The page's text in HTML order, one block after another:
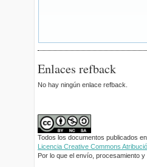
Enlaces refback
No hay ningún enlace refback.
Todos los documentos publicados
Licencia Creative Commons
Por lo que el envío, procesamiento